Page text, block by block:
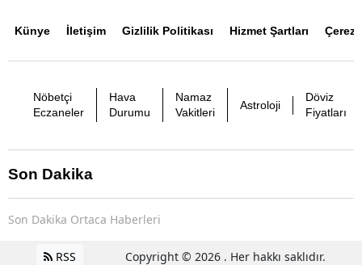
Künye İletişim Gizlilik Politikası Hizmet Şartları Çerez
Nöbetçi
Eczaneler
Hava
Durumu
Namaz
Vakitleri
Astroloji
Döviz
Fiyatları
Son Dakika
Son Dakika Ortaca Haberleri
RSS Copyright © 2026 . Her hakkı saklıdır.